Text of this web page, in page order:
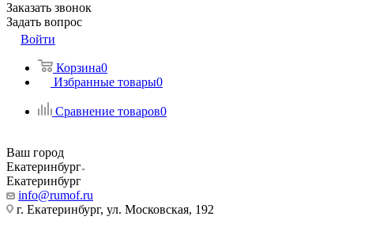
Заказать звонок
Задать вопрос
Войти
Корзина0
Избранные товары0
Сравнение товаров0
Ваш город
Екатеринбург
Екатеринбург
info@rumof.ru
г. Екатеринбург, ул. Московская, 192